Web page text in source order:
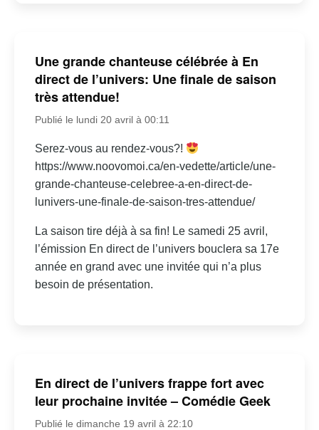
Une grande chanteuse célébrée à En
direct de l’univers: Une finale de saison
très attendue!
Publié le lundi 20 avril à 00:11
Serez-vous au rendez-vous?!
https://www.noovomoi.ca/en-vedette/article/une-
grande-chanteuse-celebree-a-en-direct-de-
lunivers-une-finale-de-saison-tres-attendue/
La saison tire déjà à sa fin! Le samedi 25 avril,
l’émission En direct de l’univers bouclera sa 17e
année en grand avec une invitée qui n’a plus
besoin de présentation.
En direct de l’univers frappe fort avec
leur prochaine invitée – Comédie Geek
Publié le dimanche 19 avril à 22:10